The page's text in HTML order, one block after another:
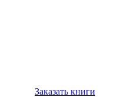
Заказать книги